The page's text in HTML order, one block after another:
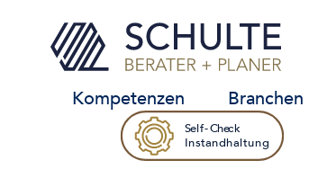
Kompetenzen
Prozesse
Technik
Organisation
IT-Systeme
Branchen
Self-Check
Instandhaltung
Self-Check
Instandhaltung